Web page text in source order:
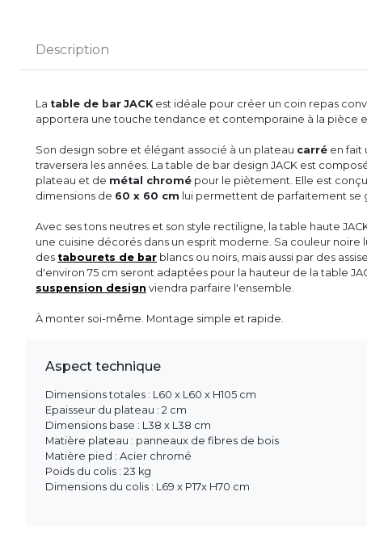
Description
La table de bar JACKest idéale pour créer un coin repas
apportera une touche tendance et contemporaine à la pièce
Son design sobre et élégant associé à un plateau carré en fait
traversera les années. La table de bar design JACK est
plateau et de métal chromé pour le piètement. Elle est
dimensions de 60 x 60 cm lui permettent de parfaitement se
Avec ses tons neutres et son style rectiligne, la table haute
une cuisine décorés dans un esprit moderne. Sa couleur
des tabourets de bar blancs ou noirs, mais aussi par des
d'environ 75 cm seront adaptées pour la hauteur de la table
suspension design viendra parfaire l'ensemble.
À monter soi-même. Montage simple et rapide.
Aspect technique
Dimensions totales : L60 x L60 x H105 cm
Epaisseur du plateau : 2 cm
Dimensions base : L38 x L38 cm
Matière plateau : panneaux de fibres de bois
Matière pied : Acier chromé
Poids du colis : 23 kg
Dimensions du colis : L69 x P17x H70 cm